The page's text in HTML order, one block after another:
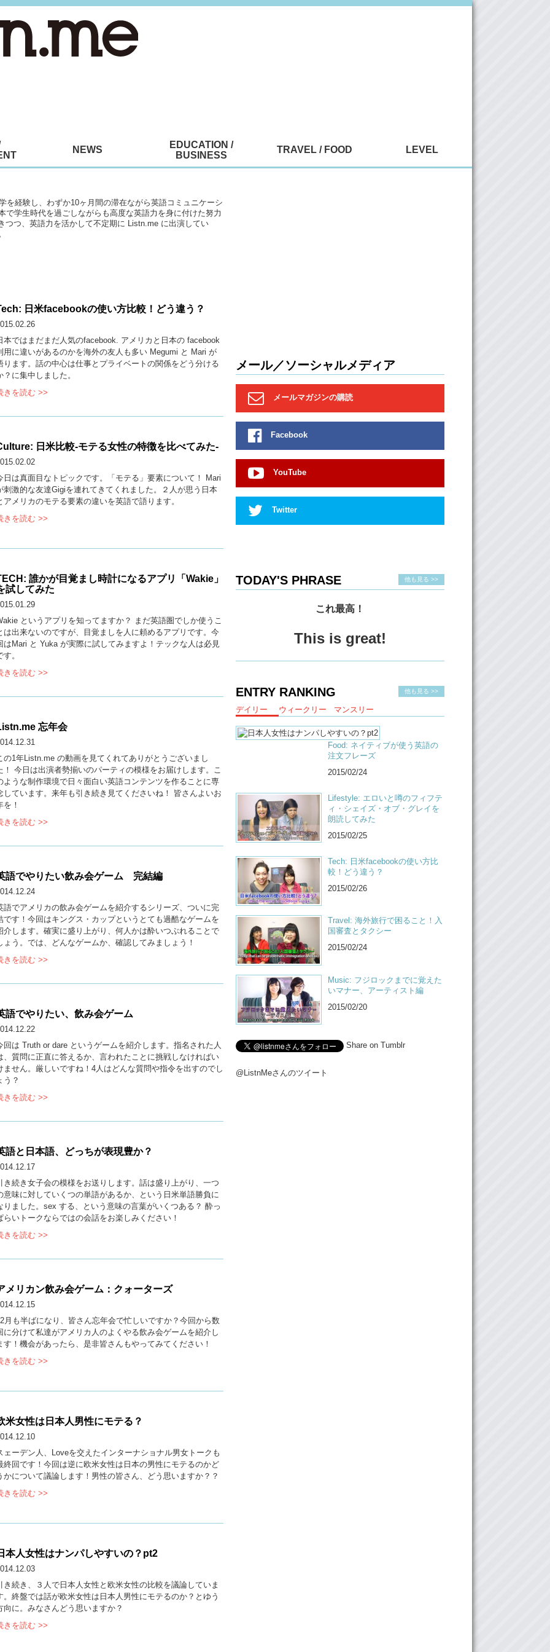
NEWS
EDUCATION /
BUSINESS
TRAVEL / FOOD LEVEL
を経験し、わずか10ヶ月間の滞在ながら英語コミュニケーシ
で学生時代を過ごしながらも高度な英語力を身に付けた努力
つつ、英語力を活かして不定期に Listn.me に出演してい
日米facebookの使い方比較！どう違う？
本ではまだまだ人気のfacebook. アメリカと日本の facebook
用に違いがあるのかを海外の友人も多い Megumi と Mari が
ります。話の中心は仕事とプライベートの関係をどう分ける
？に集中しました。
きを読む >>
日米比較-モテる女性の特徴を比べてみた-
日は真面目なトピックです。「モテる」要素について！ Mari
刺激的な友達Gigiを連れてきてくれました。２人が思う日本
アメリカのモテる要素の違いを英語で語ります。
きを読む >>
誰かが目覚まし時計になるアプリ「Wakie」
試してみた
というアプリを知ってますか？ まだ英語圏でしか使うこ
は出来ないのですが、目覚ましを人に頼めるアプリです。今
はMari と Yuka が実際に試してみますよ！テックな人は必見
す。
きを読む >>
忘年会
の1年Listn.me の動画を見てくれてありがとうございまし
！ 今日は出演者勢揃いのパーティの模様をお届けします。こ
ような制作環境で日々面白い英語コンテンツを作ることに専
しています。来年も引き続き見てくださいね！ 皆さんよいお
を！
きを読む >>
語でやりたい飲み会ゲーム 完結編
語でアメリカの飲み会ゲームを紹介するシリーズ、ついに完
です！今回はキングス・カップというとても過酷なゲームを
介します。確実に盛り上がり、何人かは酔いつぶれることで
ょう。では、どんなゲームか、確認してみましょう！
きを読む >>
語でやりたい、飲み会ゲーム
回は Truth or dare というゲームを紹介します。指名された人
、質問に正直に答えるか、言われたことに挑戦しなければい
ません。厳しいですね！4人はどんな質問や指令を出すのでし
う？
きを読む >>
語と日本語、どっちが表現豊か？
き続き女子会の模様をお送りします。話は盛り上がり、一つ
意味に対していくつの単語があるか、という日米単語勝負に
りました。sex する、という意味の言葉がいくつある？ 酔っ
らいトークならではの会話をお楽しみください！
きを読む >>
メリカン飲み会ゲーム：クォーターズ
月も半ばになり、皆さん忘年会で忙しいですか？今回から数
に分けて私達がアメリカ人のよくやる飲み会ゲームを紹介し
す！機会があったら、是非皆さんもやってみてください！
きを読む >>
米女性は日本人男性にモテる？
ェーデン人、Loveを交えたインターナショナル男女トークも
終回です！今回は逆に欧米女性は日本の男性にモテるのかど
かについて議論します！男性の皆さん、どう思いますか？？
きを読む >>
本人女性はナンパしやすいの？pt2
き続き、３人で日本人女性と欧米女性の比較を議論していま
。終盤では話が欧米女性は日本人男性にモテるのか？とゆう
向に。みなさんどう思いますか？
きを読む >>
メール／ソーシャルメディア
メールマガジンの購読
Facebook
YouTube
Twitter
他も見る >>
TODAY'S PHRASE
これ最高！
This is great!
他も見る >>
ENTRY RANKING
デイリー ウィークリー マンスリー
Food: ネイティブが使う英語の
注文フレーズ
2015/02/24
Lifestyle: エロいと噂のフィフテ
ィ・シェイズ・オブ・グレイを
朗読してみた
2015/02/25
Tech: 日米facebookの使い方比
較！どう違う？
2015/02/26
Travel: 海外旅行で困ること！入
国審査とタクシー
2015/02/24
Music: フジロックまでに覚えた
いマナー、アーティスト編
2015/02/20
Share on Tumblr
@ListnMeさんのツイート